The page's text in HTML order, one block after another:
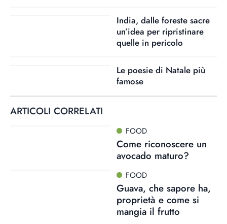
India, dalle foreste sacre
un’idea per ripristinare
quelle in pericolo
Le poesie di Natale più
famose
ARTICOLI CORRELATI
FOOD
Come riconoscere un
avocado maturo?
FOOD
Guava, che sapore ha,
proprietà e come si
mangia il frutto